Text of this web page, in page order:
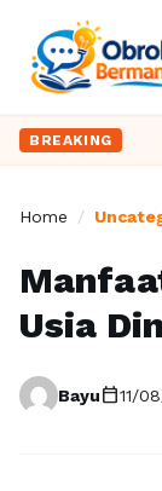
BREAKING
Home /
Usia
Bayucalendar_today11/